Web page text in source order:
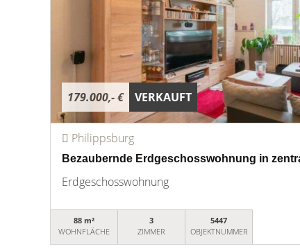
179.000,- € VERKAUFT
Philippsburg
Bezaubernde Erdgeschosswohnung in
Erdgeschosswohnung
88 m²
WOHNFLÄCHE
3
ZIMMER
5447
OBJEKTNUMMER